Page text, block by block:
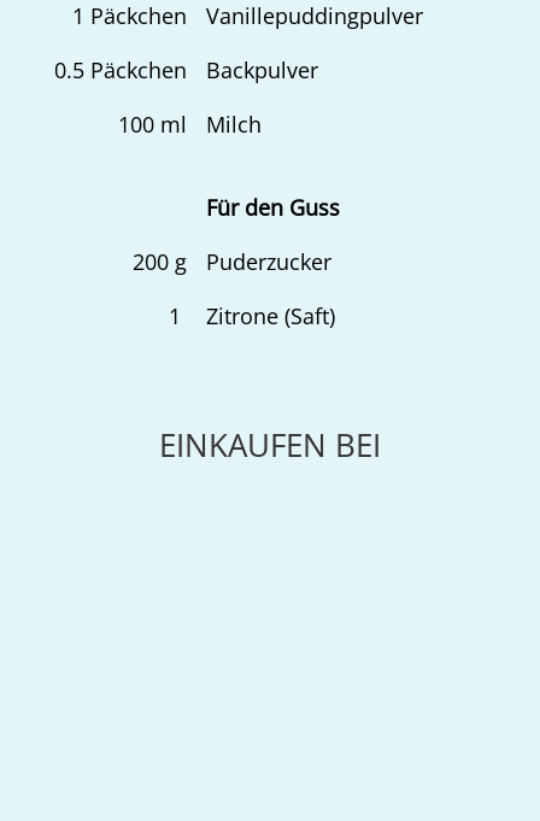
1 Päckchen
Vanillepuddingpulver
0.5Päckchen
Backpulver
100ml Milch
Für den Guss
200g
Puderzucker
1
Zitrone (Saft)
EINKAUFEN BEI